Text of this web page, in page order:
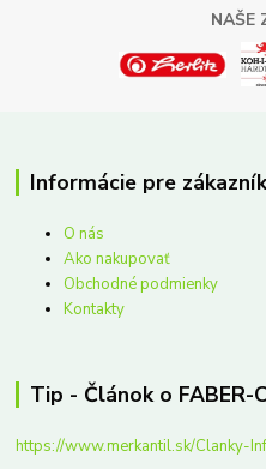
NAŠE
Informácie pre
O nás
Ako nakupovať
Obchodné podmienky
Kontakty
Tip - Článok o
https://www.merkantil.sk/Clanky-